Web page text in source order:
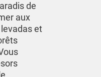
de
aux
et